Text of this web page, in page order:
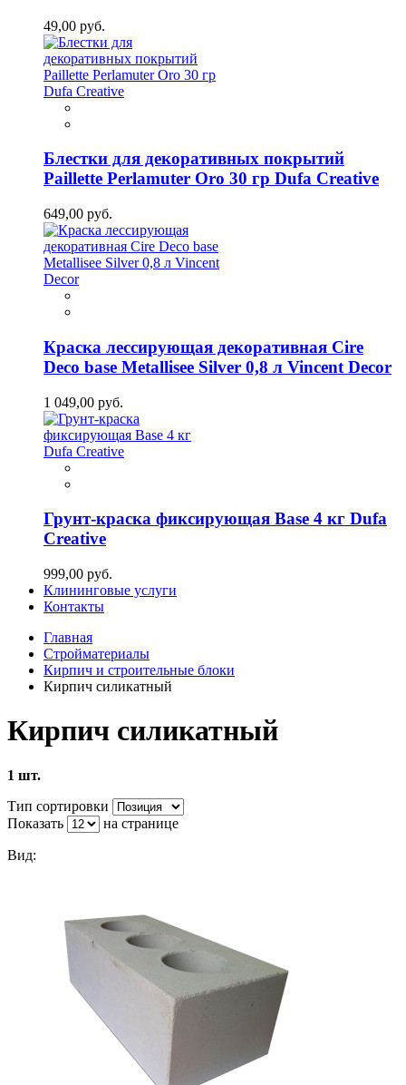
49,00 руб.
Блестки для декоративных покрытий
Paillette Perlamuter Oro 30 гр Dufa Creative
649,00 руб.
Краска лессирующая декоративная Cire
Deco base Metallisee Silver 0,8 л Vincent Decor
1 049,00 руб.
Грунт-краска фиксирующая Base 4 кг Dufa
Creative
999,00 руб.
Клининговые услуги
Контакты
Главная
Стройматериалы
Кирпич и строительные блоки
Кирпич силикатный
Кирпич силикатный
1 шт.
Тип сортировки
Показать
на странице
Вид: